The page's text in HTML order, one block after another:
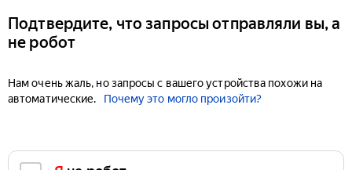
Подтвердите, что запросы отправляли вы, а
не робот
Нам очень жаль, но запросы с вашего устройства похожи на
автоматические.
Почему это могло произойти?